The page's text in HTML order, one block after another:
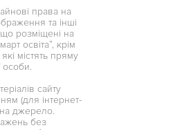
права на
та інші
розміщені на
освіта”, крім
містять пряму
особи.
сайту
(для інтернет-
джерело.
без